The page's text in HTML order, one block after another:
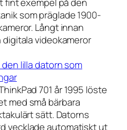
som präglade 1900-
Långt innan
videokameror
den lilla datorn som
701 år 1995 löste
med små bärbara
sätt. Datorns
vecklade automatiskt ut